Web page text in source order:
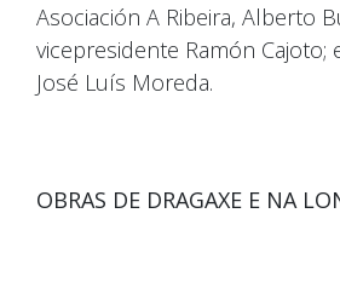
Asociación A Ribeira, Alberto
vicepresidente Ramón Cajoto;
José Luís Moreda.
OBRAS DE DRAGAXE E NA